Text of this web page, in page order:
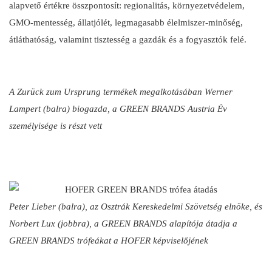
alapvető értékre összpontosít: regionalitás, környezetvédelem,
GMO-mentesség, állatjólét, legmagasabb élelmiszer-minőség,
átláthatóság, valamint tisztesség a gazdák és a fogyasztók felé.
A Zurück zum Ursprung termékek megalkotásában Werner
Lampert (balra) biogazda, a GREEN BRANDS Austria Év
személyisége is részt vett
Peter Lieber (balra), az Osztrák Kereskedelmi Szövetség elnöke, és
Norbert Lux (jobbra), a GREEN BRANDS alapítója átadja a
GREEN BRANDS trófeákat a HOFER képviselőjének